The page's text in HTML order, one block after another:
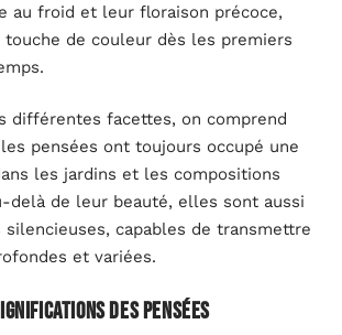
au froid et leur floraison précoce,
touche de couleur dès les premiers
différentes facettes, on comprend
pensées ont toujours occupé une
les jardins et les compositions
delà de leur beauté, elles sont aussi
silencieuses, capables de transmettre
et variées.
des pensées